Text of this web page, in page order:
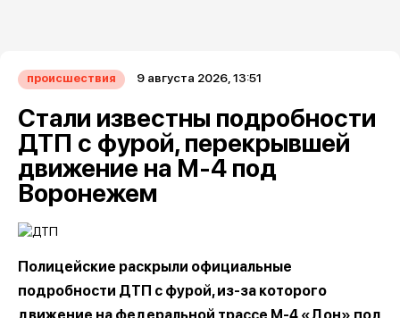
происшествия 9 августа 2026, 13:51
Стали известны подробности
ДТП с фурой, перекрывшей
движение на М-4 под
Воронежем
Полицейские раскрыли официальные
подробности ДТП с фурой, из-за которого